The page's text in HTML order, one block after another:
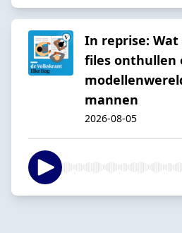
In reprise: Wat
files onthullen
mannen
2026-08-05